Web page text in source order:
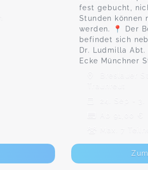
fest gebucht,
Stunden können
werden. 📍 Der
befindet sich
Dr. Ludmilla
Ecke Münchner
Breslauer
Traunreut
24. Sep - 3.
Ab 91,00 €
Max. 7